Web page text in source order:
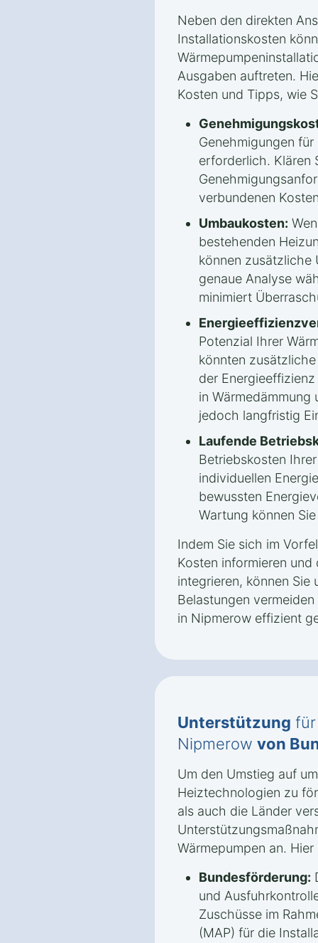
Neben den direkten
Installationskosten
Ausgaben auftreten.
Kosten und Tipps, wie
Genehmigungen
erforderlich. Klären
verbundenen
Umbaukosten:
bestehenden
können zusätzliche
genaue Analyse
minimiert
Potenzial Ihrer
könnten
der
in Wärmedämmung
jedoch langfristig
Laufende
Betriebskosten
individuellen
bewussten
Wartung können
Indem Sie sich im
Kosten informieren und
integrieren, können Sie
Belastungen
in Nipmerow effizient
Unterstützung für
Nipmerow von
Um den Umstieg auf
Heiztechnologien zu
als auch die Länder
Wärmepumpen an.
Bundesförderung:
und
Zuschüsse im
(MAP) für die